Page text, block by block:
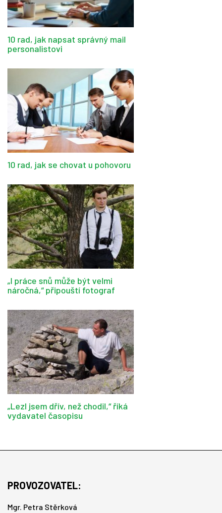
10 rad, jak napsat správný mail
personalistovi
10 rad, jak se chovat u pohovoru
„I práce snů může být velmi
náročná,“ připouští fotograf
„Lezl jsem dřív, než chodil,“ říká
vydavatel časopisu
PROVOZOVATEL:
Mgr. Petra Stěrková